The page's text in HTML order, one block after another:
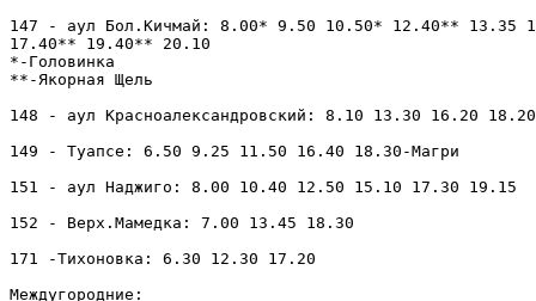
147 - аул Бол.Кичмай: 8.00* 9.50 10.50* 12.40** 13.35
17.40** 19.40** 20.10
*-Головинка
**-Якорная Щель
148 - аул Красноалександровский: 8.10 13.30 16.20 18.20
149 - Туапсе: 6.50 9.25 11.50 16.40 18.30-Магри
151 - аул Наджиго: 8.00 10.40 12.50 15.10 17.30 19.15
152 - Верх.Мамедка: 7.00 13.45 18.30
171 -Тихоновка: 6.30 12.30 17.20
Междугородние: